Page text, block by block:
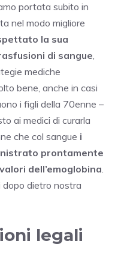
portata subito in
nel modo migliore
la sua
di sangue,
mediche
bene, anche in casi
i figli della 70enne –
ai medici di curarla
che col sangue i
prontamente
dell’emoglobina.
dietro nostra
legali